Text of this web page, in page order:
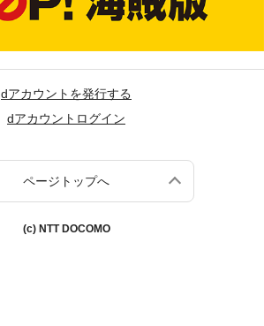
dアカウントを発行する
dアカウントログイン
ページトップへ
(c) NTT DOCOMO